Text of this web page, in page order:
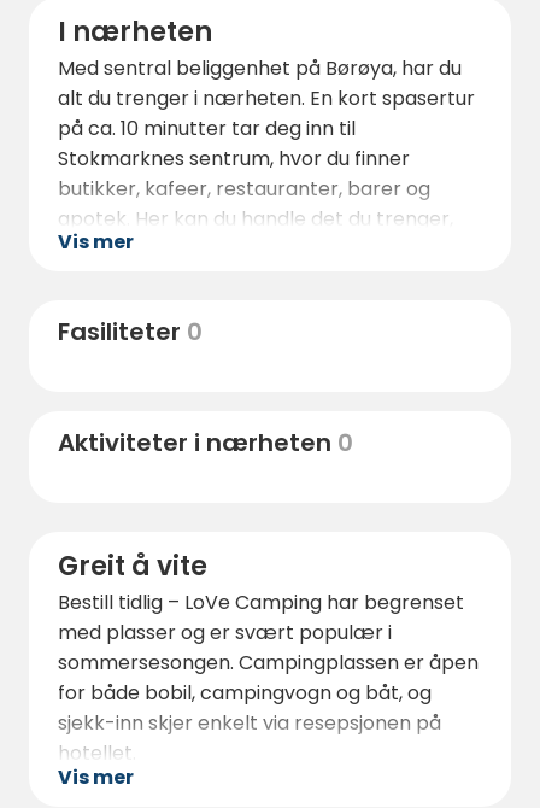
I nærheten
Med sentral beliggenhet på Børøya, har du
alt du trenger i nærheten. En kort spasertur
på ca. 10 minutter tar deg inn til
Stokmarknes sentrum, hvor du finner
butikker, kafeer, restauranter, barer og
apotek. Her kan du handle det du trenger,
eller bare nyte en kopp kaffe med utsikt
Området rundt byr på fantastiske
Hurtigrutemuseet i Stokmarknes er også et
Med Lofoten og Vesterålen rett utenfor
døren, er LoVe Camping det ideelle
utgangspunktet for utforskning og eventyr.
Vis mer
Fasiliteter 0
Aktiviteter i nærheten 0
Greit å vite
Bestill tidlig – LoVe Camping har begrenset
med plasser og er svært populær i
sommersesongen. Campingplassen er åpen
for både bobil, campingvogn og båt, og
sjekk-inn skjer enkelt via resepsjonen på
hotellet.
Vis mer